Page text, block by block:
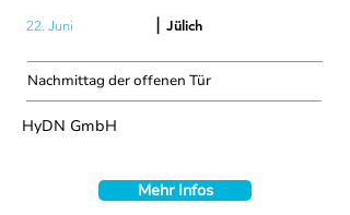
22. Juni | Jülich
Nachmittag der offenen Tür
HyDN GmbH
Mehr Infos